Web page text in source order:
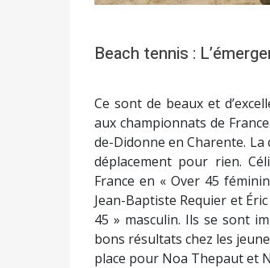
Beach tennis :
Ce sont de beaux et
aux championnats de
de-Didonne en Charente. La
déplacement pour rien.
France en « Over 45
Jean-Baptiste Requier et
45 » masculin. Ils se sont
bons résultats chez les
place pour Noa Thepaut et